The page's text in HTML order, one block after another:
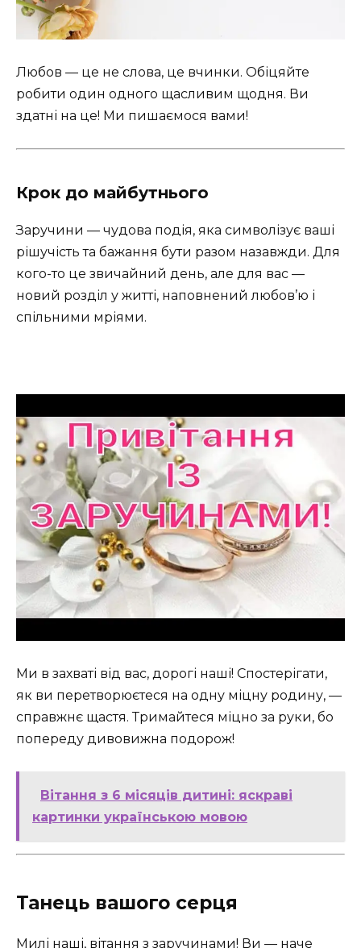
Любов — це не слова, це вчинки. Обіцяйте
робити один одного щасливим щодня. Ви
здатні на це! Ми пишаємося вами!
Крок до майбутнього
Заручини — чудова подія, яка символізує ваші
рішучість та бажання бути разом назавжди. Для
кого-то це звичайний день, але для вас —
новий розділ у житті, наповнений любов’ю і
спільними мріями.
Ми в захваті від вас, дорогі наші! Спостерігати,
як ви перетворюєтеся на одну міцну родину, —
справжнє щастя. Тримайтеся міцно за руки, бо
попереду дивовижна подорож!
Вітання з 6 місяців дитині: яскраві
картинки українською мовою
Танець вашого серця
Милі наші, вітання з заручинами! Ви — наче